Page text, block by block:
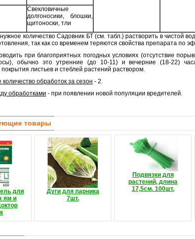
Свекловичные
долгоносики, блошки,
щитоноски, тли
нужное количество Садовник БТ (см. табл.) растворить в чистой
так как со временем теряются свойства препарата по
при благоприятных погодных условиях (отсутствие
обычно это утренние (до 10-11) и вечерние (18-22)
листьев и стеблей растений раствором.
обработок за сезон - 2.
обработками - при появлении новой популяции вредителей.
товары
для
ям и
Дуги для парника
7шт.
Подвязки для
растений, длина
17,5см. 100шт.